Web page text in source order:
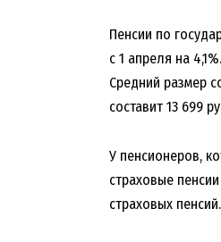
Пенсии по
с 1 апреля на
Средний размер
составит 13 699
У пенсионеров,
страховые
страховых пенсий.